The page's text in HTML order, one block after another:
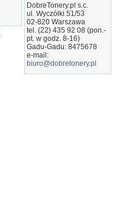
DobreTonery.pl s.c.
ul. Wyczółki 51/53
02-820 Warszawa
tel. (22) 435 92 08 (pon.-
pt. w godz. 8-16)
Gadu-Gadu: 8475678
e-mail:
biuro@dobretonery.pl